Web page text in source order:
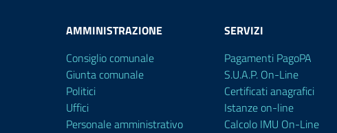
AMMINISTRAZIONE
Consiglio comunale
Giunta comunale
Politici
Uffici
Personale amministrativo
SERVIZI
Pagamenti PagoPA
S.U.A.P. On-Line
Certificati anagrafici
Istanze on-line
Calcolo IMU On-Line